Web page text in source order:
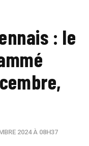
: le
2024 À 08H37